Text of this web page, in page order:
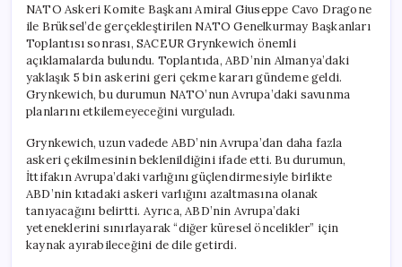
Üzerine
Önemli
Savunma
Planları
Etkilenmeyecek
için
NATO Askeri Komite Başkanı Amiral Giuseppe Cavo Dragone
ile Brüksel’de gerçekleştirilen NATO Genelkurmay Başkanları
Toplantısı sonrası, SACEUR Grynkewich önemli
açıklamalarda bulundu. Toplantıda, ABD’nin Almanya’daki
yaklaşık 5 bin askerini geri çekme kararı gündeme geldi.
Grynkewich, bu durumun NATO’nun Avrupa’daki savunma
planlarını etkilemeyeceğini vurguladı.
Grynkewich, uzun vadede ABD’nin Avrupa’dan daha fazla
askeri çekilmesinin beklenildiğini ifade etti. Bu durumun,
İttifakın Avrupa’daki varlığını güçlendirmesiyle birlikte
ABD’nin kıtadaki askeri varlığını azaltmasına olanak
tanıyacağını belirtti. Ayrıca, ABD’nin Avrupa’daki
yeteneklerini sınırlayarak “diğer küresel öncelikler” için
kaynak ayırabileceğini de dile getirdi.